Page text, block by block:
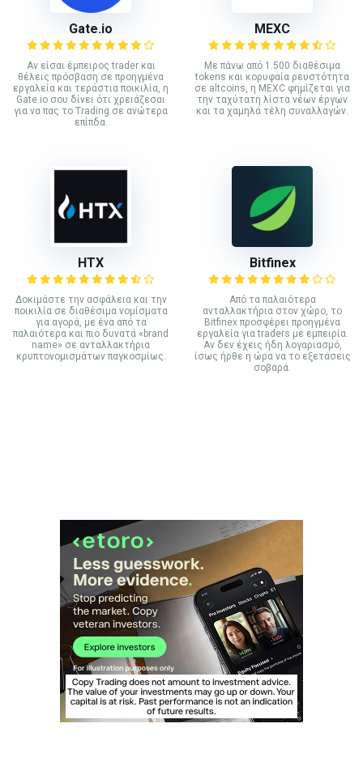
Gate.io
Αν είσαι έμπειρος trader και
θέλεις πρόσβαση σε προηγμένα
εργαλεία και τεράστια ποικιλία, η
Gate.io σου δίνει ότι χρειάζεσαι
για να πας το Trading σε ανώτερα
επίπδα.
MEXC
Με πάνω από 1.500 διαθέσιμα
tokens και κορυφαία ρευστότητα
σε altcoins, η MEXC φημίζεται για
την ταχύτατη λίστα νέων έργων
και τα χαμηλά τέλη συναλλαγών.
HTX
Δοκιμάστε την ασφάλεια και την
ποικιλία σε διαθέσιμα νομίσματα
για αγορά, με ένα από τα
παλαιότερα και πιο δυνατά «brand
name» σε ανταλλακτήρια
κρυπτονομισμάτων παγκοσμίως.
Bitfinex
Από τα παλαιότερα
ανταλλακτήρια στον χώρο, το
Bitfinex προσφέρει προηγμένα
εργαλεία για traders με εμπειρία.
Αν δεν έχεις ήδη λογαριασμό,
ίσως ήρθε η ώρα να το εξετάσεις
σοβαρά.